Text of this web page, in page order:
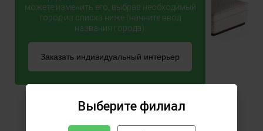
можете изменить его, выбрав необходимый
город из списка ниже (начните ввод
названия города):
Заказать индивидуальный интерьер
Выберите филиал